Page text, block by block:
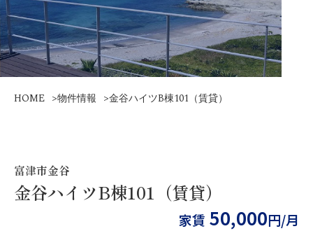
HOME >物件情報 >金谷ハイツB棟101（賃貸）
富津市金谷
金谷ハイツB棟101（賃貸）
家賃 50,000円/月